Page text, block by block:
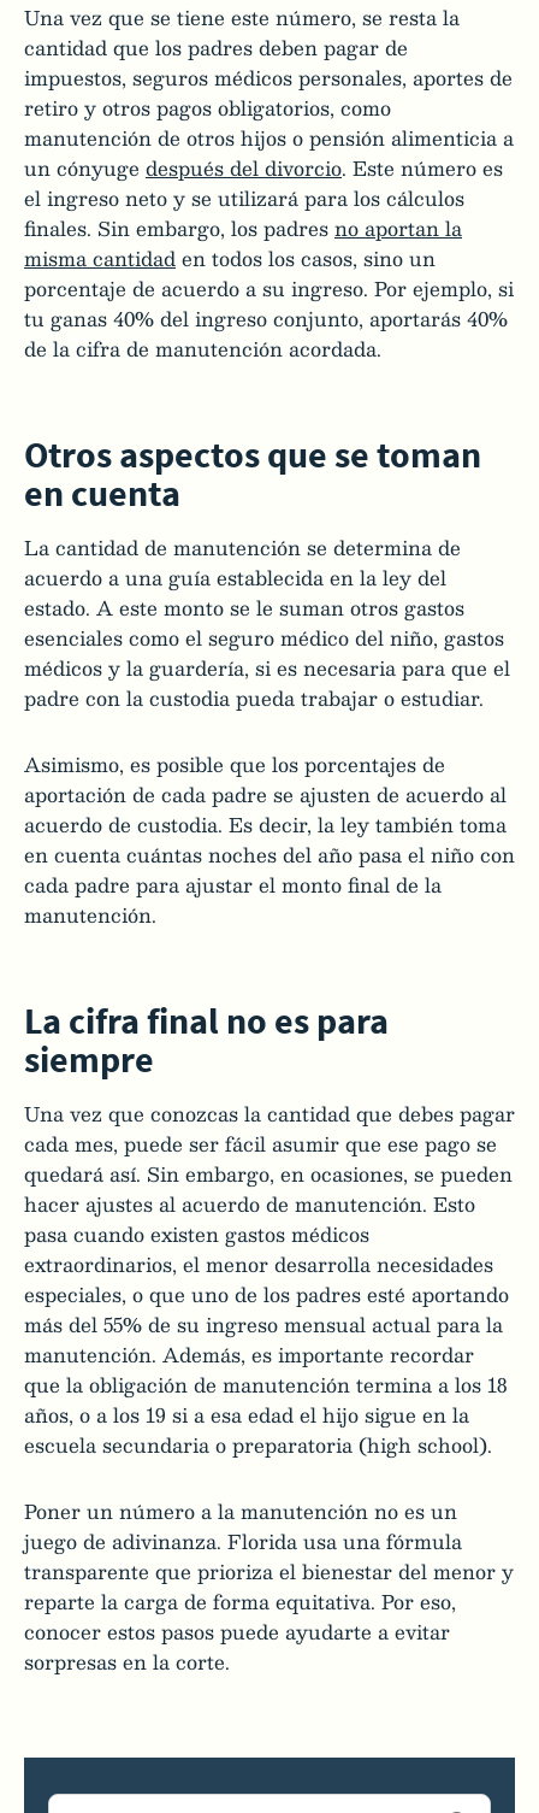
Una vez que se tiene este número, se resta la
cantidad que los padres deben pagar de
impuestos, seguros médicos personales, aportes de
retiro y otros pagos obligatorios, como
manutención de otros hijos o pensión alimenticia a
un cónyuge después del divorcio. Este número es
el ingreso neto y se utilizará para los cálculos
finales. Sin embargo, los padresno aportan la
misma cantidaden todos los casos, sino un
porcentaje de acuerdo a su ingreso. Por ejemplo, si
tu ganas 40% del ingreso conjunto, aportarás 40%
de la cifra de manutención acordada.
Otros aspectos que se toman
en cuenta
La cantidad de manutención se determina de
acuerdo a una guía establecida en la ley del
estado. A este monto se le suman otros gastos
esenciales como el seguro médico del niño, gastos
médicos y la guardería, si es necesaria para que el
padre con la custodia pueda trabajar o estudiar.
Asimismo, es posible que los porcentajes de
aportación de cada padre se ajusten de acuerdo al
acuerdo de custodia. Es decir, la ley también toma
en cuenta cuántas noches del año pasa el niño con
cada padre para ajustar el monto final de la
manutención.
La cifra final no es para
siempre
Una vez que conozcas la cantidad que debes pagar
cada mes, puede ser fácil asumir que ese pago se
quedará así. Sin embargo, en ocasiones, se pueden
hacer ajustes al acuerdo de manutención. Esto
pasa cuando existen gastos médicos
extraordinarios, el menor desarrolla necesidades
especiales, o que uno de los padres esté aportando
más del 55% de su ingreso mensual actual para la
manutención. Además, es importante recordar
que la obligación de manutención termina a los 18
años, o a los 19 si a esa edad el hijo sigue en la
escuela secundaria o preparatoria (high school).
Poner un número a la manutención no es un
juego de adivinanza. Florida usa una fórmula
transparente que prioriza el bienestar del menor y
reparte la carga de forma equitativa. Por eso,
conocer estos pasos puede ayudarte a evitar
sorpresas en la corte.